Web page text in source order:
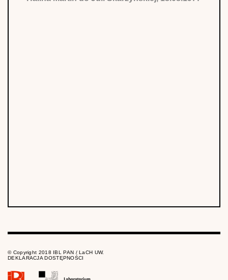
© Copyright 2018 IBL PAN / LaCH UW.
DEKLARACJA DOSTĘPNOŚCI